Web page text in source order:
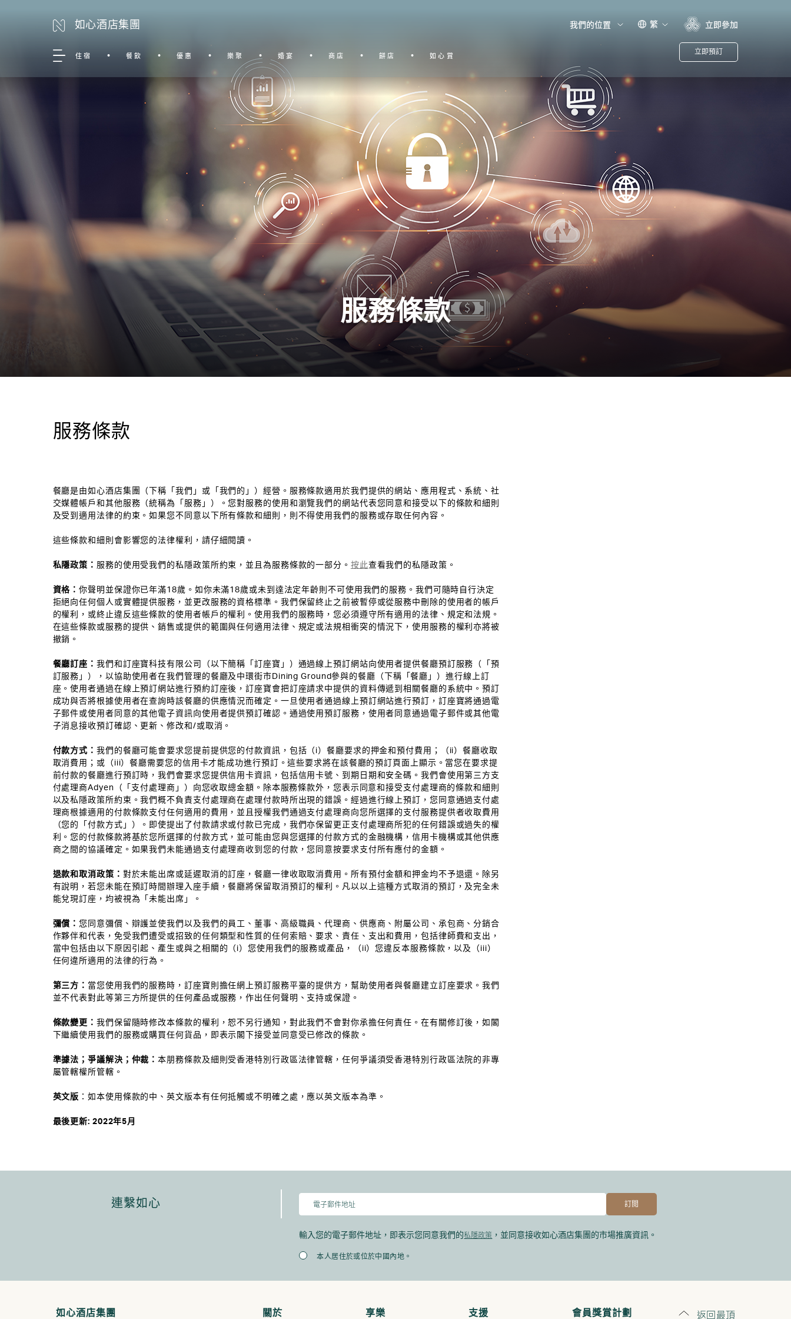
如心酒店集團 我們的位置 繁 立即參加
立即預訂
住宿 餐飲 優惠 樂聚 婚宴 商店 餅店 如心賞
服務條款
服務條款
餐廳是由如心酒店集團（下稱「我們」或「我們的」）經營。服務條款適用於我們提供的網站、應用程式、系統、社
交媒體帳戶和其他服務（統稱為「服務」）。您對服務的使用和瀏覽我們的網站代表您同意和接受以下的條款和細則
及受到適用法律的約束。如果您不同意以下所有條款和細則，則不得使用我們的服務或存取任何內容。
這些條款和細則會影響您的法律權利，請仔細閱讀。
私隱政策： 服務的使用受我們的私隱政策所約束，並且為服務條款的一部分。 按此查看我們的私隱政策。
資格：你聲明並保證你已年滿18歲。如你未滿18歲或未到達法定年齡則不可使用我們的服務。我們可隨時自行決定
拒絕向任何個人或實體提供服務，並更改服務的資格標準。我們保留終止之前被暫停或從服務中刪除的使用者的帳戶
的權利，或終止違反這些條款的使用者帳戶的權利。使用我們的服務時，您必須遵守所有適用的法律、規定和法規。
在這些條款或服務的提供、銷售或提供的範圍與任何適用法律、規定或法規相衝突的情況下，使用服務的權利亦將被
撤銷。
餐廳訂座：我們和訂座寶科技有限公司（以下簡稱「訂座寶」）通過線上預訂網站向使用者提供餐廳預訂服務（「預
訂服務」），以協助使用者在我們管理的餐廳及中環街市Dining Ground參與的餐廳（下稱「餐廳」）進行線上訂
座。使用者通過在線上預訂網站進行預約訂座後，訂座寶會把訂座請求中提供的資料傳遞到相關餐廳的系統中。預訂
成功與否將根據使用者在查詢時該餐廳的供應情況而確定。一旦使用者通過線上預訂網站進行預訂，訂座寶將通過電
子郵件或使用者同意的其他電子資訊向使用者提供預訂確認。通過使用預訂服務，使用者同意通過電子郵件或其他電
子消息接收預訂確認、更新、修改和/或取消。
付款方式：我們的餐廳可能會要求您提前提供您的付款資訊，包括（i）餐廳要求的押金和預付費用；（ii）餐廳收取
取消費用；或（iii）餐廳需要您的信用卡才能成功進行預訂。這些要求將在該餐廳的預訂頁面上顯示。當您在要求提
前付款的餐廳進行預訂時，我們會要求您提供信用卡資訊，包括信用卡號、到期日期和安全碼。我們會使用第三方支
付處理商Adyen（「支付處理商」）向您收取總金額。除本服務條款外，您表示同意和接受支付處理商的條款和細則
以及私隱政策所約束。我們概不負責支付處理商在處理付款時所出現的錯誤。經過進行線上預訂，您同意通過支付處
理商根據適用的付款條款支付任何適用的費用，並且授權我們通過支付處理商向您所選擇的支付服務提供者收取費用
（您的「付款方式」）。即使提出了付款請求或付款已完成，我們亦保留更正支付處理商所犯的任何錯誤或過失的權
利。您的付款條款將基於您所選擇的付款方式，並可能由您與您選擇的付款方式的金融機構，信用卡機構或其他供應
商之間的協議確定。如果我們未能通過支付處理商收到您的付款，您同意按要求支付所有應付的金額。
退款和取消政策： 對於未能出席或延遲取消的訂座，餐廳一律收取取消費用。所有預付金額和押金均不予退還。除另
有說明，若您未能在預訂時間辦理入座手續，餐廳將保留取消預訂的權利。凡以以上這種方式取消的預訂，及完全未
能兌現訂座，均被視為「未能出席」。
彌償：您同意彌償、辯護並使我們以及我們的員工、董事、高級職員、代理商、供應商、附屬公司、承包商、分銷合
作夥伴和代表，免受我們遭受或招致的任何類型和性質的任何索賠、要求、責任、支出和費用，包括律師費和支出，
當中包括由以下原因引起、產生或與之相關的（i）您使用我們的服務或產品，（ii）您違反本服務條款，以及（iii）
任何違所適用的法律的行為。
第三方： 當您使用我們的服務時，訂座寶則擔任網上預訂服務平臺的提供方，幫助使用者與餐廳建立訂座要求。我們
並不代表對此等第三方所提供的任何產品或服務，作出任何聲明、支持或保證。
條款變更：我們保留隨時修改本條款的權利，恕不另行通知，對此我們不會對你承擔任何責任。在有關修訂後，如閣
下繼續使用我們的服務或購買任何貨品，即表示閣下接受並同意受已修改的條款。
準據法；爭議解決；仲裁：本朋務條款及細則受香港特別行政區法律管轄，任何爭議須受香港特別行政區法院的非專
屬管轄權所管轄。
英文版 ：如本使用條款的中、英文版本有任何抵觸或不明確之處，應以英文版本為準。
最後更新: 2022年5月
連繫如心
輸入您的電子郵件地址，即表示您同意我們的私隱政策 ，並同意接收如心酒店集團的市場推廣資訊。
本人居住於或位於中國內地。
如心酒店集團 關於 享樂 支援 會員獎賞計劃 返回最頂